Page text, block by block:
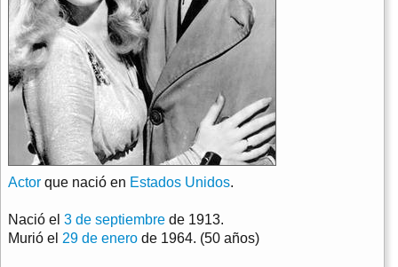
Actor que nació en Estados Unidos.
Nació el 3 de septiembre de 1913.
Murió el 29 de enero de 1964. (50 años)